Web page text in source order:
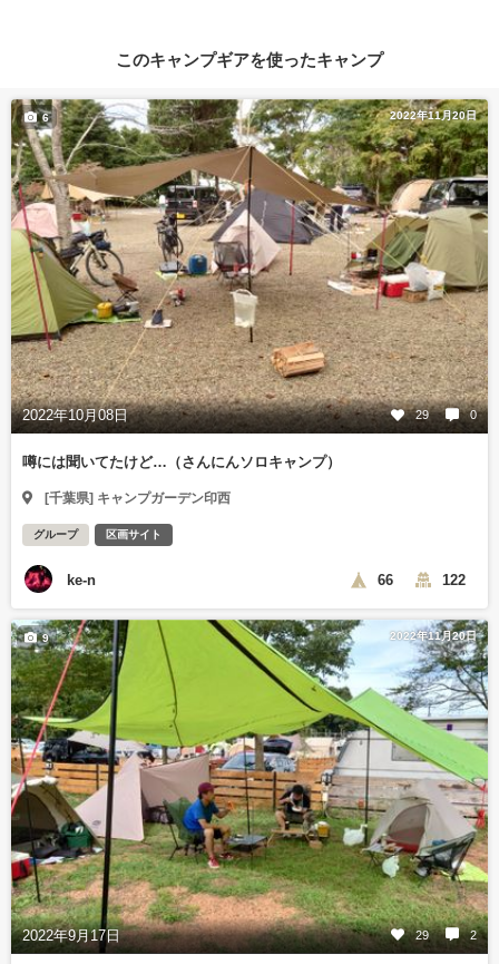
このキャンプギアを使ったキャンプ
2022年11月20日
2022年10月08日 29 0
6
噂には聞いてたけど…（さんにんソロキャンプ）
[千葉県] キャンプガーデン印西
グループ 区画サイト
ke-n 66 122
2022年11月20日
2022年9月17日 29 2
9